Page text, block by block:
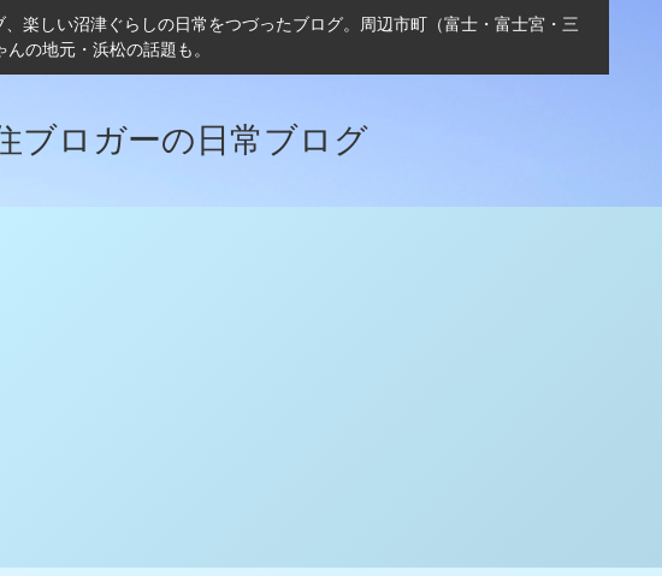
楽しい沼津ぐらしの日常をつづったブログ。周辺市町（富士・富士宮・三
の地元・浜松の話題も。
ブロガーの日常ブログ